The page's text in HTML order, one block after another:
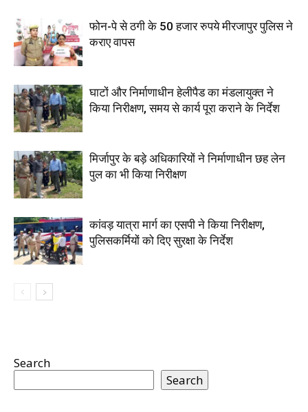
फोन-पे से ठगी के 50 हजार रुपये मीरजापुर पुलिस ने
कराए वापस
घाटों और निर्माणाधीन हेलीपैड का मंडलायुक्त ने
किया निरीक्षण, समय से कार्य पूरा कराने के निर्देश
मिर्जापुर के बड़े अधिकारियों ने निर्माणाधीन छह लेन
पुल का भी किया निरीक्षण
कांवड़ यात्रा मार्ग का एसपी ने किया निरीक्षण,
पुलिसकर्मियों को दिए सुरक्षा के निर्देश
Search
Search